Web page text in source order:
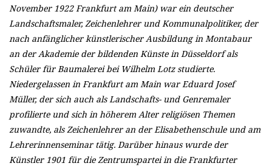
November 1922 Frankfurt am Main) war ein deutscher
Landschaftsmaler, Zeichenlehrer und Kommunalpolitiker, der
nach anfänglicher künstlerischer Ausbildung in Montabaur
an der Akademie der bildenden Künste in Düsseldorf als
Schüler für Baumalerei bei Wilhelm Lotz studierte.
Niedergelassen in Frankfurt am Main war Eduard Josef
Müller, der sich auch als Landschafts- und Genremaler
profilierte und sich in höherem Alter religiösen Themen
zuwandte, als Zeichenlehrer an der Elisabethenschule und am
Lehrerinnenseminar tätig. Darüber hinaus wurde der
Künstler 1901 für die Zentrumspartei in die Frankfurter